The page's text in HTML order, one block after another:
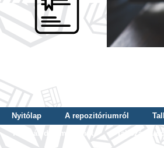
Nyitólap A repozitóriumról
Tallózás dátum szerint
Tallózás